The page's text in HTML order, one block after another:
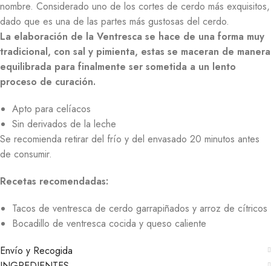
nombre. Considerado uno de los cortes de cerdo más exquisitos,
dado que es una de las partes más gustosas del cerdo.
La elaboración de la Ventresca se hace de una forma muy
tradicional, con sal y pimienta, estas se maceran de manera
equilibrada para finalmente ser sometida a un lento
proceso de curación.
Apto para celíacos
Sin derivados de la leche
Se recomienda retirar del frío y del envasado 20 minutos antes
de consumir.
Recetas recomendadas:
Tacos de ventresca de cerdo garrapiñados y arroz de cítricos
Bocadillo de ventresca cocida y queso caliente
Envío y Recogida